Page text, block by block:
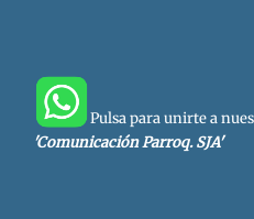
Pulsa para unirte a
'Comunicación Parroq. SJA'